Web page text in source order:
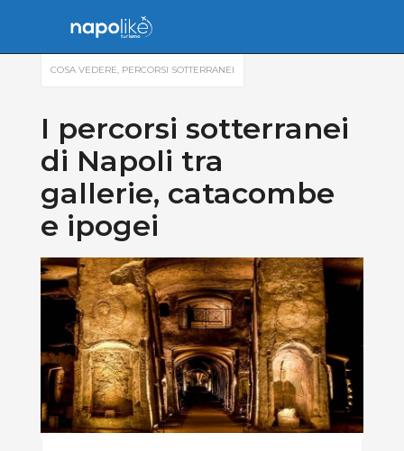
COSA VEDERE, PERCORSI SOTTERRANEI
I percorsi sotterranei
di Napoli tra
gallerie, catacombe
e ipogei